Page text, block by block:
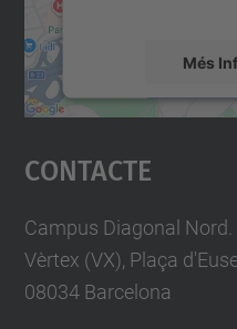
Més
powered by
Contacte
Campus Diagonal Nord.
Vèrtex (VX), Plaça
08034 Barcelona